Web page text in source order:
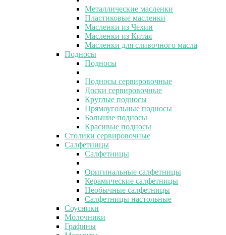
Металлические масленки
Пластиковые масленки
Масленки из Чехии
Масленки из Китая
Масленки для сливочного масла
Подносы
Подносы
Подносы сервировочные
Доски сервировочные
Круглые подносы
Прямоугольные подносы
Большие подносы
Красивые подносы
Столики сервировочные
Салфетницы
Салфетницы
Оригинальные салфетницы
Керамические салфетницы
Необычные салфетницы
Салфетницы настольные
Соусники
Молочники
Графины